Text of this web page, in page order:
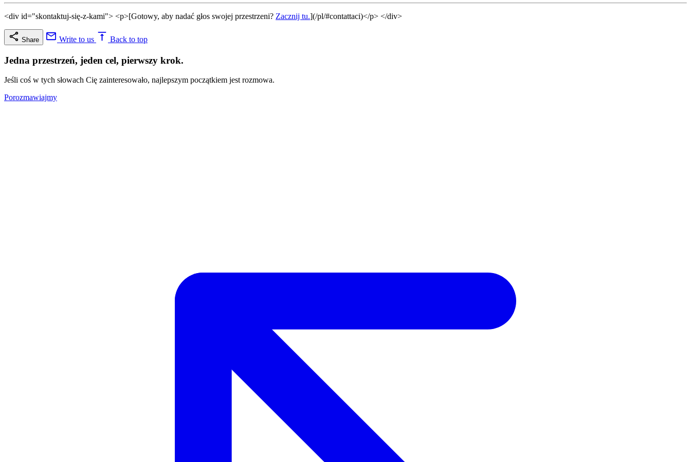
<div id="skontaktuj-się-z-kami"> <p>[Gotowy, aby nadać głos swojej przestrzeni? Zacznij tu.](/pl/#contattaci)</p> </div>
Share Write to us Back to top
Jedna przestrzeń, jeden cel, pierwszy krok.
Jeśli coś w tych słowach Cię zainteresowało, najlepszym początkiem jest rozmowa.
Porozmawiajmy